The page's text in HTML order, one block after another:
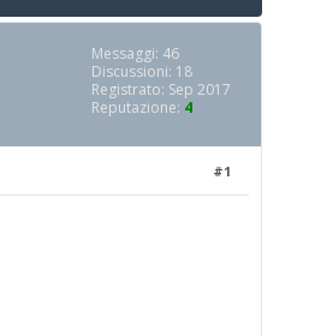
Messaggi: 46
Discussioni: 18
Registrato: Sep 2017
Reputazione: 4
#1